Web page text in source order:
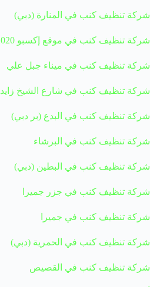
شركة تنظيف كنب في المنارة (دبي)
شركة تنظيف كنب في موقع إكسبو 2020
شركة تنظيف كنب في ميناء جبل علي
شركة تنظيف كنب في شارع الشيخ زايد
شركة تنظيف كنب في البدع (بر دبي)
شركة تنظيف كنب في البرشاء
شركة تنظيف كنب في البطين (دبي)
شركة تنظيف كنب في جزر جميرا
شركة تنظيف كنب في جميرا
شركة تنظيف كنب في الحمرية (دبي)
شركة تنظيف كنب في القصيص